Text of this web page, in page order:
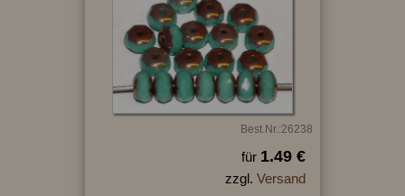
Best.Nr.:26238
für 1.49 €
zzgl. Versand